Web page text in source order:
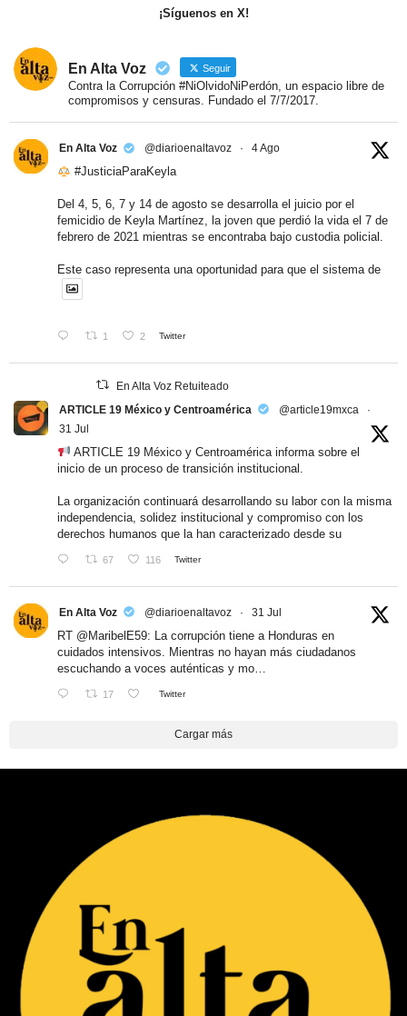
¡Síguenos en X!
En Alta Voz Seguir
Contra la Corrupción #NiOlvidoNiPerdón, un espacio libre de
compromisos y censuras. Fundado el 7/7/2017.
En Alta Voz @diarioenaltavoz · 4 Ago
#JusticiaParaKeyla
Del 4, 5, 6, 7 y 14 de agosto se desarrolla el juicio por el
femicidio de Keyla Martínez, la joven que perdió la vida el 7 de
febrero de 2021 mientras se encontraba bajo custodia policial.
Este caso representa una oportunidad para que el sistema de
1 2 Twitter
En Alta Voz Retuiteado
ARTICLE 19 México y Centroamérica
@article19mxca
·
31 Jul
ARTICLE 19 México y Centroamérica informa sobre el
inicio de un proceso de transición institucional.
La organización continuará desarrollando su labor con la misma
independencia, solidez institucional y compromiso con los
derechos humanos que la han caracterizado desde su
67 116 Twitter
En Alta Voz @diarioenaltavoz · 31 Jul
RT @MaribelE59: La corrupción tiene a Honduras en
cuidados intensivos. Mientras no hayan más ciudadanos
escuchando a voces auténticas y mo…
17 Twitter
Cargar más